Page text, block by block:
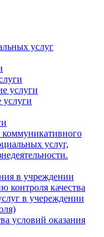
услуг
услуги
услуги
услуг,
в учреждении
контроля качества
в учереждении
условий оказания